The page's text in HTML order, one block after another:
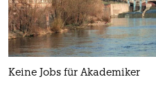
Keine Jobs für Akademiker